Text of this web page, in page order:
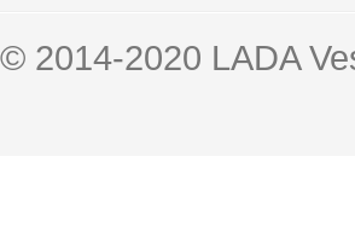
© 2014-2020 LADA